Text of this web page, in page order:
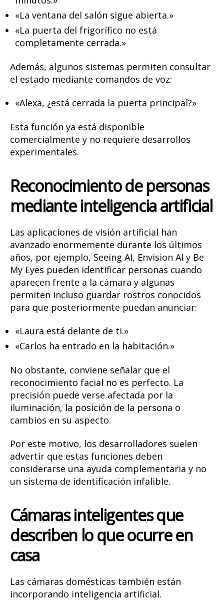
«La ventana del salón sigue abierta.»
«La puerta del frigorífico no está
completamente cerrada.»
Además, algunos sistemas permiten consultar
el estado mediante comandos de voz:
«Alexa, ¿está cerrada la puerta principal?»
Esta función ya está disponible
comercialmente y no requiere desarrollos
experimentales.
Reconocimiento de personas
mediante inteligencia artificial
Las aplicaciones de visión artificial han
avanzado enormemente durante los últimos
años, por ejemplo, Seeing AI, Envision AI y Be
My Eyes pueden identificar personas cuando
aparecen frente a la cámara y algunas
permiten incluso guardar rostros conocidos
para que posteriormente puedan anunciar:
«Laura está delante de ti.»
«Carlos ha entrado en la habitación.»
No obstante, conviene señalar que el
reconocimiento facial no es perfecto. La
precisión puede verse afectada por la
iluminación, la posición de la persona o
cambios en su aspecto.
Por este motivo, los desarrolladores suelen
advertir que estas funciones deben
considerarse una ayuda complementaria y no
un sistema de identificación infalible.
Cámaras inteligentes que
describen lo que ocurre en
casa
Las cámaras domésticas también están
incorporando inteligencia artificial.